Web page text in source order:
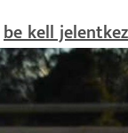
be kell